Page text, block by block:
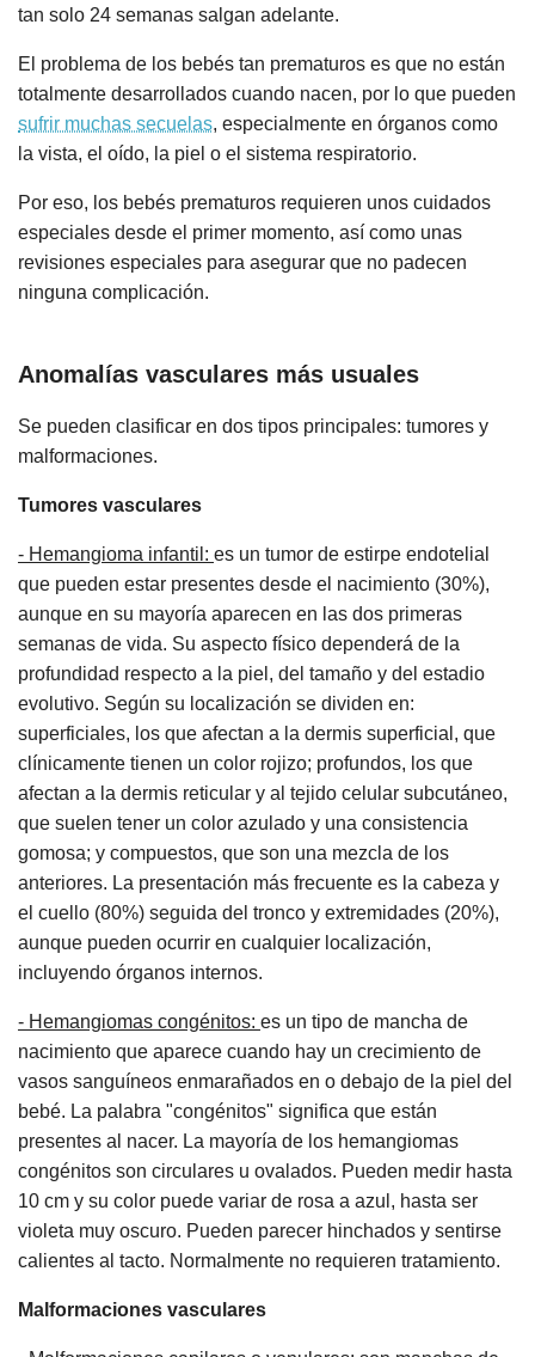
tan solo 24 semanas salgan adelante.
El problema de los bebés tan prematuros es que no están
totalmente desarrollados cuando nacen, por lo que pueden
sufrir muchas secuelas, especialmente en órganos como
la vista, el oído, la piel o el sistema respiratorio.
Por eso, los bebés prematuros requieren unos cuidados
especiales desde el primer momento, así como unas
revisiones especiales para asegurar que no padecen
ninguna complicación.
Anomalías vasculares más usuales
Se pueden clasificar en dos tipos principales: tumores y
malformaciones.
Tumores vasculares
- Hemangioma infantil: es un tumor de estirpe endotelial
que pueden estar presentes desde el nacimiento (30%),
aunque en su mayoría aparecen en las dos primeras
semanas de vida. Su aspecto físico dependerá de la
profundidad respecto a la piel, del tamaño y del estadio
evolutivo. Según su localización se dividen en:
superficiales, los que afectan a la dermis superficial, que
clínicamente tienen un color rojizo; profundos, los que
afectan a la dermis reticular y al tejido celular subcutáneo,
que suelen tener un color azulado y una consistencia
gomosa; y compuestos, que son una mezcla de los
anteriores. La presentación más frecuente es la cabeza y
el cuello (80%) seguida del tronco y extremidades (20%),
aunque pueden ocurrir en cualquier localización,
incluyendo órganos internos.
- Hemangiomas congénitos: es un tipo de mancha de
nacimiento que aparece cuando hay un crecimiento de
vasos sanguíneos enmarañados en o debajo de la piel del
bebé. La palabra "congénitos" significa que están
presentes al nacer. La mayoría de los hemangiomas
congénitos son circulares u ovalados. Pueden medir hasta
10 cm y su color puede variar de rosa a azul, hasta ser
violeta muy oscuro. Pueden parecer hinchados y sentirse
calientes al tacto. Normalmente no requieren tratamiento.
Malformaciones vasculares